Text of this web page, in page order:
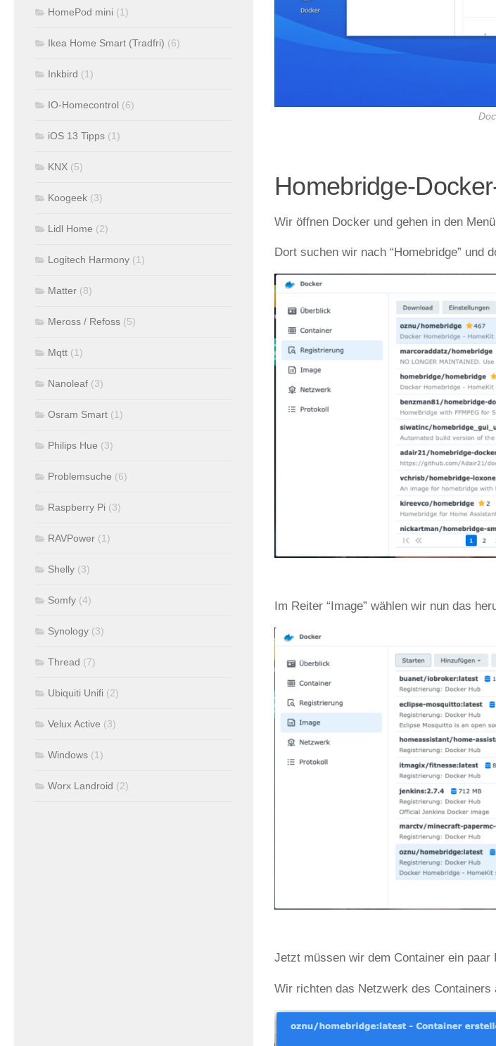
Homebridge-
Wir öffnen Docker und gehen in den
Dort suchen wir nach “Homebridge” und
Im Reiter “Image” wählen wir nun das
Jetzt müssen wir dem Container ein paar
Wir richten das Netzwerk des Containers
HomePod mini (1)
Ikea Home Smart (Tradfri) (6)
Inkbird (1)
IO-Homecontrol (6)
iOS 13 Tipps (1)
KNX (5)
Koogeek (3)
Lidl Home (2)
Logitech Harmony (1)
Matter (8)
Meross / Refoss (5)
Mqtt (1)
Nanoleaf (3)
Osram Smart (1)
Philips Hue (3)
Problemsuche (6)
Raspberry Pi (3)
RAVPower (1)
Shelly (3)
Somfy (4)
Synology (3)
Thread (7)
Ubiquiti Unifi (2)
Velux Active (3)
Windows (1)
Worx Landroid (2)